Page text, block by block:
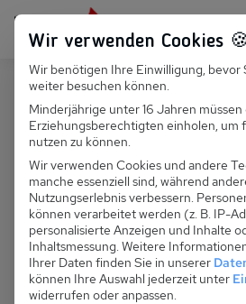
Persönlich für dich da: +49 251 899
Suchfeld
Suchen
PL 055.016B - Stare
Ferienhaus 2-4 Pers.
Wir verwenden Cookies
Wir benötigen Ihre Einwilligung, bevor
weiter besuchen können.
Minderjährige unter 16 Jahren
Erziehungsberechtigten einholen, um
nutzen zu können.
Wir verwenden Cookies und andere
manche essenziell sind, während
Nutzungserlebnis verbessern.
können verarbeitet werden (z. B. IP-
personalisierte Anzeigen und Inhalte
Inhaltsmessung. Weitere
Ihrer Daten finden Sie in unserer
können Ihre Auswahl jederzeit unter
widerrufen oder anpassen.